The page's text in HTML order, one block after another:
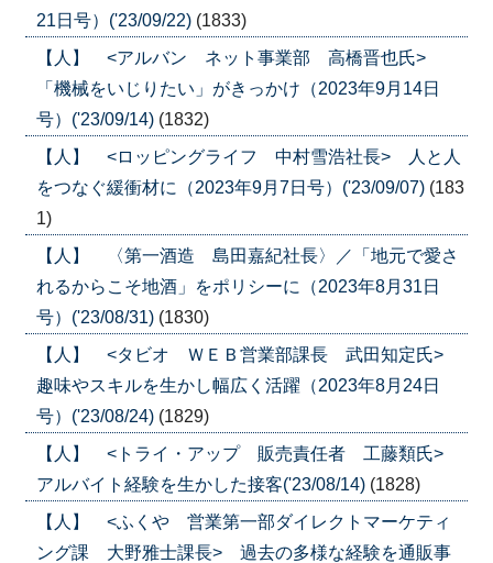
21日号）('23/09/22) (1833)
【人】 <アルバン ネット事業部 高橋晋也氏>
「機械をいじりたい」がきっかけ（2023年9月14日
号）('23/09/14) (1832)
【人】 <ロッピングライフ 中村雪浩社長> 人と人
をつなぐ緩衝材に（2023年9月7日号）('23/09/07) (183
1)
【人】 〈第一酒造 島田嘉紀社長〉／「地元で愛さ
れるからこそ地酒」をポリシーに（2023年8月31日
号）('23/08/31) (1830)
【人】 <タビオ ＷＥＢ営業部課長 武田知定氏>
趣味やスキルを生かし幅広く活躍（2023年8月24日
号）('23/08/24) (1829)
【人】 <トライ・アップ 販売責任者 工藤類氏>
アルバイト経験を生かした接客('23/08/14) (1828)
【人】 <ふくや 営業第一部ダイレクトマーケティ
ング課 大野雅士課長> 過去の多様な経験を通販事